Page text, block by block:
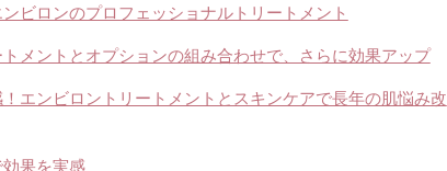
ビロンのプロフェッショナルトリートメント
メントとオプションの組み合わせで、さらに効果アップ
エンビロントリートメントとスキンケアで長年の肌悩み改
果を実感